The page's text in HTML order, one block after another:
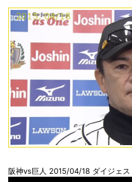
阪神vs巨人 2015/04/18 ダイジェス